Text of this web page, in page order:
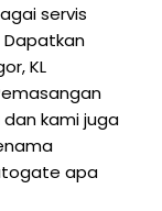
servis
Dapatkan
KL
kami juga
apa